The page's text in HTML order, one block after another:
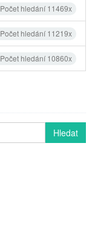
Počet hledání 11469x
Počet hledání 11219x
Počet hledání 10860x
Hledat